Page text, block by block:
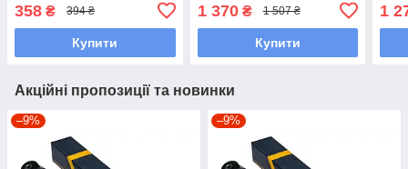
#RC02350 UAHAXLP7
358 ₴ 394 ₴
Купити
1 370₴ 1 507 ₴
Купити
1
Акційні пропозиції та новинки
–9% –9%